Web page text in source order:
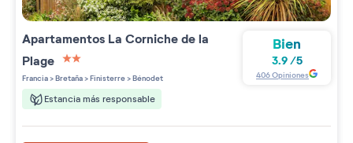
Apartamentos La Corniche de la
Plage
2 étoiles sur 5
Francia>Bretaña>Finisterre>Bénodet
Estancia más responsable
Bien
3.9/5
406Opiniones